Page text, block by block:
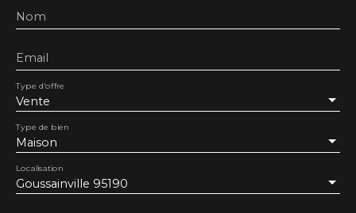
Nom
Email
Vente
Type d'offre
Maison
Type de bien
Goussainville 95190
Localisation